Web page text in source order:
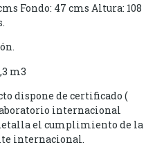
Fondo: 47 cms Altura: 108
m3
dispone de certificado (
internacional
el cumplimiento de la
internacional.